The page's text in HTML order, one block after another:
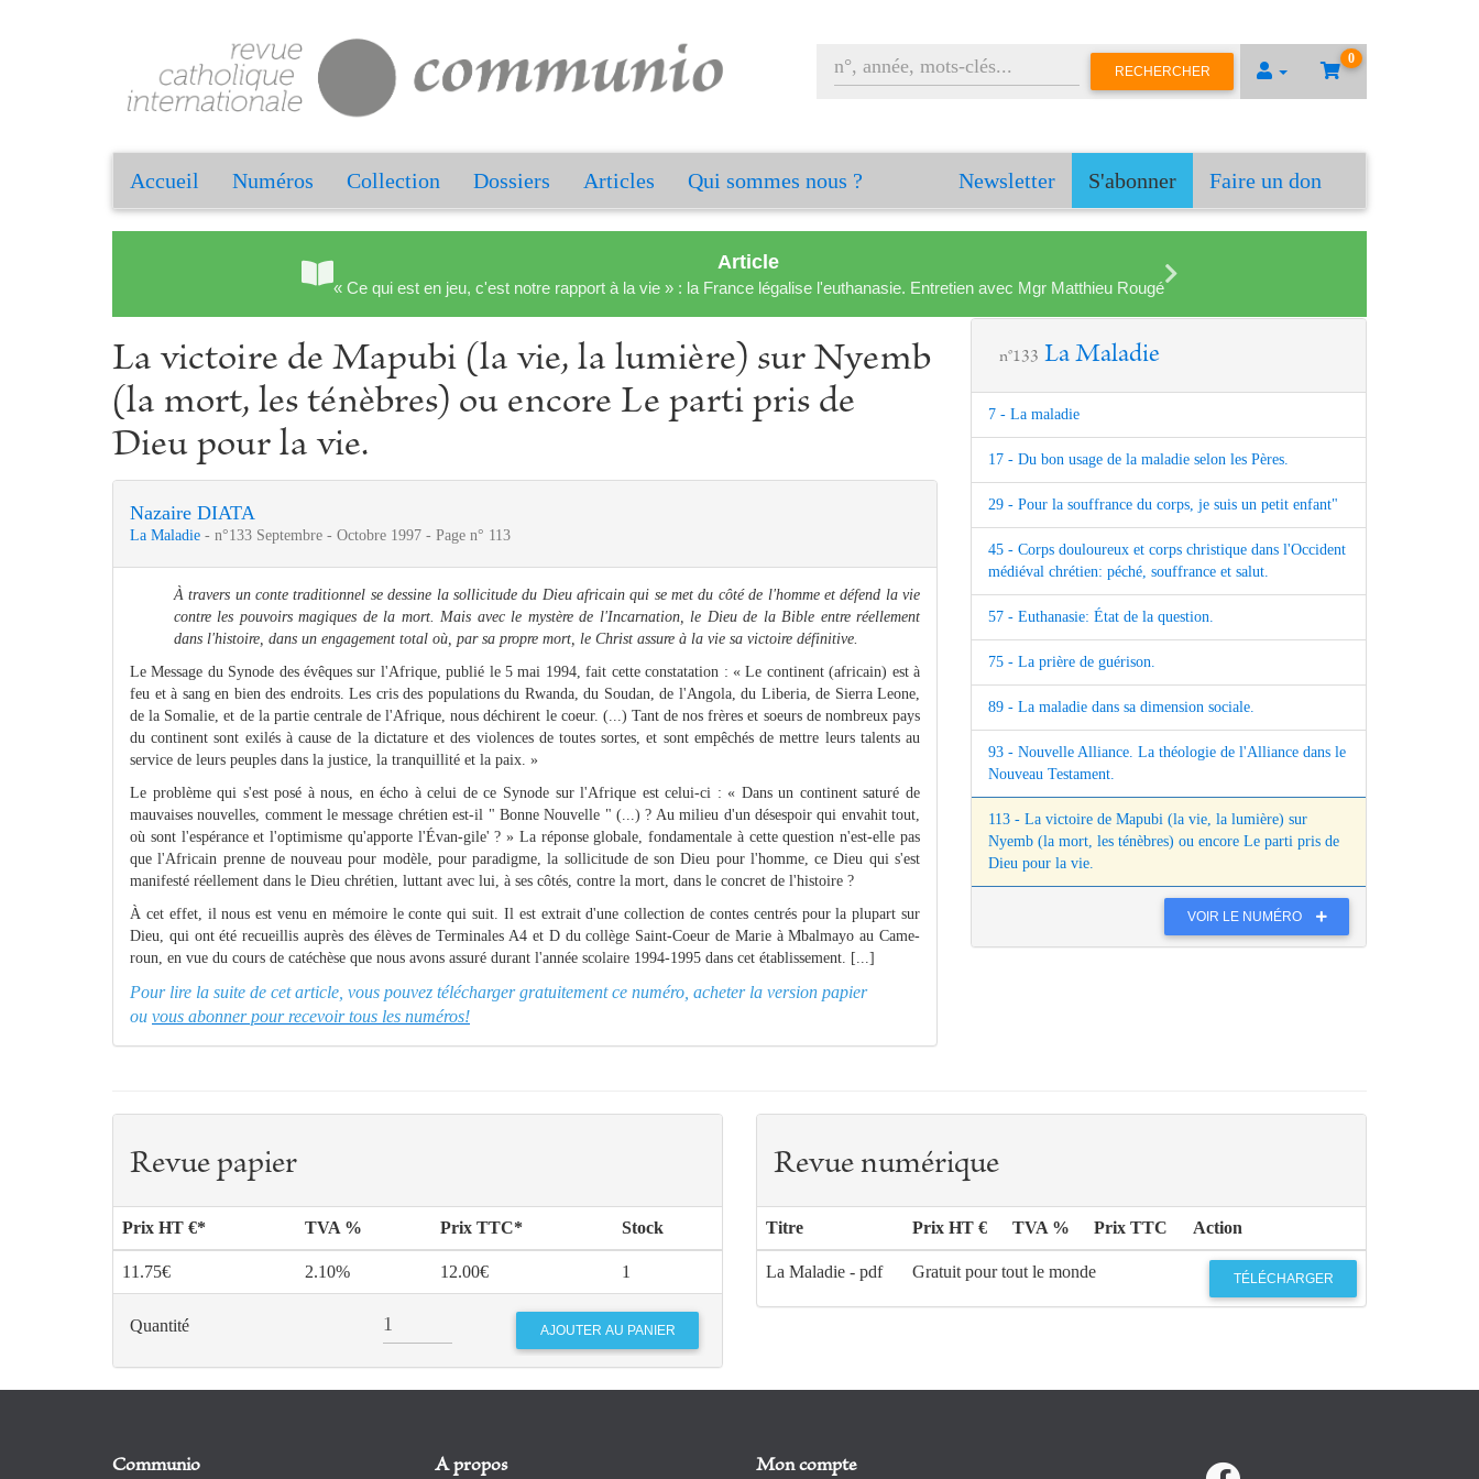
0
RECHERCHER
Accueil Numéros Collection Dossiers Articles Qui sommes nous ? Newsletter S'abonner Faire un don
Article
« Ce qui est en jeu, c'est notre rapport à la vie » : la France légalise l'euthanasie. Entretien avec Mgr Matthieu Rougé
La victoire de Mapubi (la vie, la lumière) sur Nyemb
(la mort, les ténèbres) ou encore Le parti pris de
Dieu pour la vie.
Nazaire DIATA
La Maladie - n°133 Septembre - Octobre 1997 - Page n° 113
À travers un conte traditionnel se dessine la sollicitude du Dieu africain qui se met du côté de l'homme et défend la vie
contre les pouvoirs magiques de la mort. Mais avec le mystère de l'Incarnation, le Dieu de la Bible entre réellement
dans l'histoire, dans un engagement total où, par sa propre mort, le Christ assure à la vie sa victoire définitive.
Le Message du Synode des évêques sur l'Afrique, publié le 5 mai 1994, fait cette constatation : « Le continent (africain) est à
feu et à sang en bien des endroits. Les cris des populations du Rwanda, du Soudan, de l'Angola, du Liberia, de Sierra Leone,
de la Somalie, et de la partie centrale de l'Afrique, nous déchirent le coeur. (...) Tant de nos frères et soeurs de nombreux pays
du continent sont exilés à cause de la dictature et des violences de toutes sortes, et sont empêchés de mettre leurs talents au
service de leurs peuples dans la justice, la tranquillité et la paix. »
Le problème qui s'est posé à nous, en écho à celui de ce Synode sur l'Afrique est celui-ci : « Dans un continent saturé de
mauvaises nouvelles, comment le message chrétien est-il " Bonne Nouvelle " (...) ? Au milieu d'un désespoir qui envahit tout,
où sont l'espérance et l'optimisme qu'apporte l'Évan-gile' ? » La réponse globale, fondamentale à cette question n'est-elle pas
que l'Africain prenne de nouveau pour modèle, pour paradigme, la sollicitude de son Dieu pour l'homme, ce Dieu qui s'est
manifesté réellement dans le Dieu chrétien, luttant avec lui, à ses côtés, contre la mort, dans le concret de l'histoire ?
À cet effet, il nous est venu en mémoire le conte qui suit. Il est extrait d'une collection de contes centrés pour la plupart sur
Dieu, qui ont été recueillis auprès des élèves de Terminales A4 et D du collège Saint-Coeur de Marie à Mbalmayo au Came-
roun, en vue du cours de catéchèse que nous avons assuré durant l'année scolaire 1994-1995 dans cet établissement. [...]
Pour lire la suite de cet article, vous pouvez télécharger gratuitement ce numéro, acheter la version papier
ou vous abonner pour recevoir tous les numéros!
n°133 La Maladie
7 - La maladie
17 - Du bon usage de la maladie selon les Pères.
29 - Pour la souffrance du corps, je suis un petit enfant"
45 - Corps douloureux et corps christique dans l'Occident
médiéval chrétien: péché, souffrance et salut.
57 - Euthanasie: État de la question.
75 - La prière de guérison.
89 - La maladie dans sa dimension sociale.
93 - Nouvelle Alliance. La théologie de l'Alliance dans le
Nouveau Testament.
113 - La victoire de Mapubi (la vie, la lumière) sur
Nyemb (la mort, les ténèbres) ou encore Le parti pris de
Dieu pour la vie.
VOIR LE NUMÉRO
Revue papier
Prix HT €* TVA % Prix TTC* Stock
11.75€ 2.10% 12.00€ 1
Quantité
Revue numérique
Titre Prix HT € TVA % Prix TTC Action
La Maladie - pdf Gratuit pour tout le monde TÉLÉCHARGER
Communio A propos Mon compte